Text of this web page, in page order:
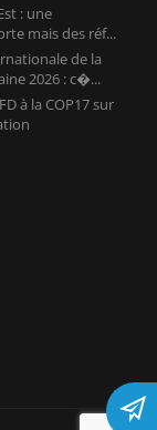
: une
mais des réf...
de la
2026 : c�...
à la COP17 sur